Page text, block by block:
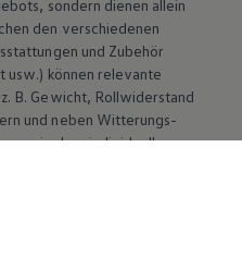
sondern dienen allein
den verschiedenen
und Zubehör
usw.) können relevante
z. B. Gewicht, Rollwiderstand
und neben Witterungs-
sowie dem individuellen